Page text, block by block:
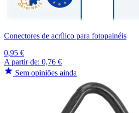
Conectores de acrílico para fotopainéis
0,95 €
A partir de: 0,76 €
Sem opiniões ainda